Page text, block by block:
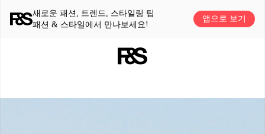
새로운 패션, 트렌드, 스타일링 팁
패션 & 스타일에서 만나보세요!
앱으로 보기